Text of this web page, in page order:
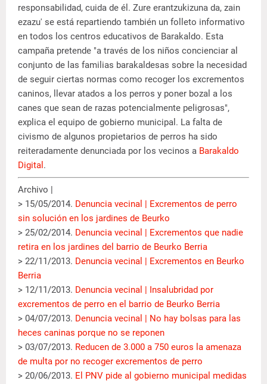
responsabilidad, cuida de él. Zure erantzukizuna da, zain
ezazu' se está repartiendo también un folleto informativo
en todos los centros educativos de Barakaldo. Esta
campaña pretende "a través de los niños concienciar al
conjunto de las familias barakaldesas sobre la necesidad
de seguir ciertas normas como recoger los excrementos
caninos, llevar atados a los perros y poner bozal a los
canes que sean de razas potencialmente peligrosas",
explica el equipo de gobierno municipal. La falta de
civismo de algunos propietarios de perros ha sido
reiteradamente denunciada por los vecinos a Barakaldo
Digital .
Archivo |
> 15/05/2014. Denuncia vecinal | Excrementos de perro
sin solución en los jardines de Beurko
> 25/02/2014. Denuncia vecinal | Excrementos que nadie
retira en los jardines del barrio de Beurko Berria
> 22/11/2013. Denuncia vecinal | Excrementos en Beurko
Berria
> 12/11/2013. Denuncia vecinal | Insalubridad por
excrementos de perro en el barrio de Beurko Berria
> 04/07/2013. Denuncia vecinal | No hay bolsas para las
heces caninas porque no se reponen
> 03/07/2013. Reducen de 3.000 a 750 euros la amenaza
de multa por no recoger excrementos de perro
> 20/06/2013. El PNV pide al gobierno municipal medidas